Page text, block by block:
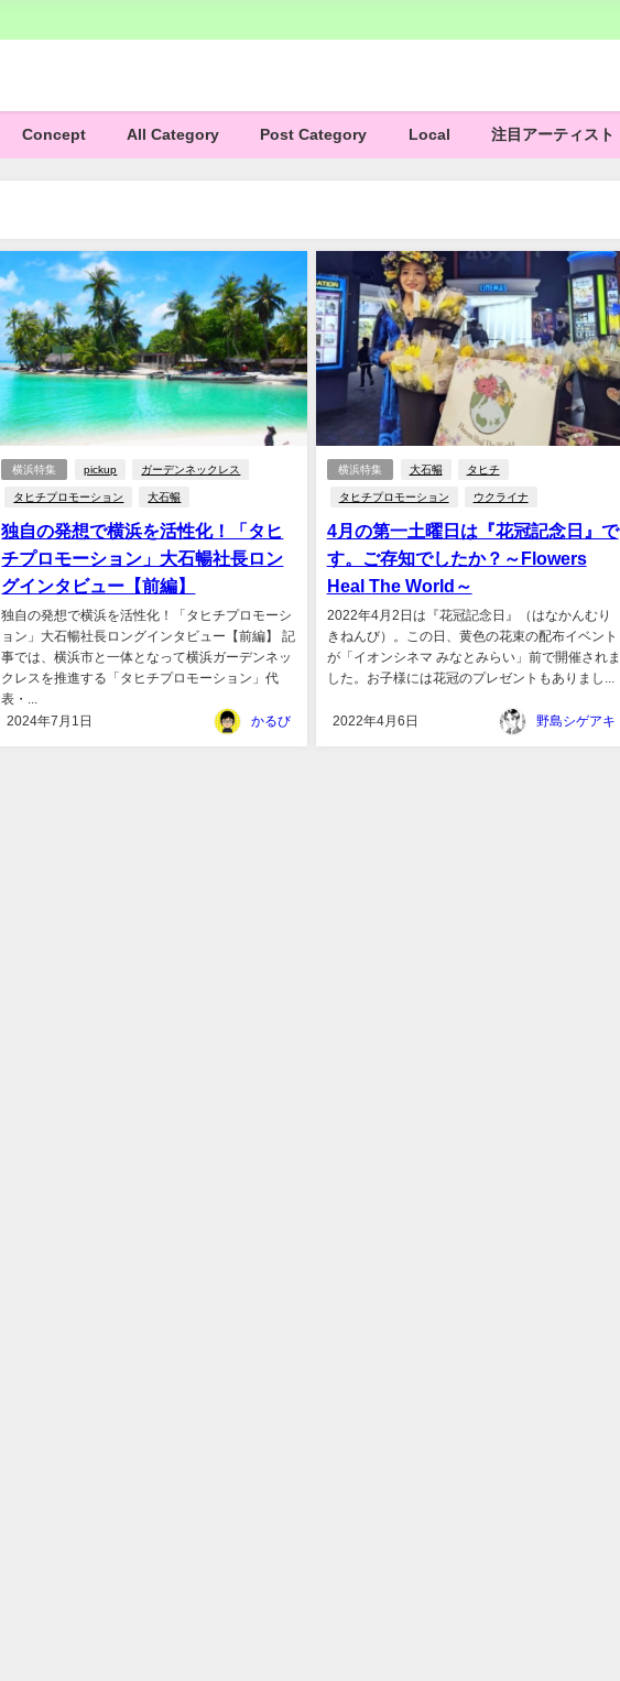
Concept All Category Post Category Local 注目アーティスト
横浜特集 pickup ガーデンネックレス
タヒチプロモーション 大石暢
独自の発想で横浜を活性化！「タヒ
チプロモーション」大石暢社長ロン
グインタビュー【前編】
独自の発想で横浜を活性化！「タヒチプロモーシ
ョン」大石暢社長ロングインタビュー【前編】 記
事では、横浜市と一体となって横浜ガーデンネッ
クレスを推進する「タヒチプロモーション」代
表・...
2024年7月1日
かるび
横浜特集 大石暢 タヒチ
タヒチプロモーション ウクライナ
4月の第一土曜日は『花冠記念日』で
す。ご存知でしたか？～Flowers
Heal The World～
2022年4月2日は『花冠記念日』（はなかんむり
きねんび）。この日、黄色の花束の配布イベント
が「イオンシネマ みなとみらい」前で開催されま
した。お子様には花冠のプレゼントもありまし...
2022年4月6日 野島シゲアキ